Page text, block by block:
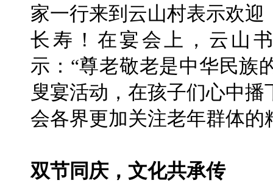
家一行来到云山村表示欢
长寿！在宴会上，云山
示：“尊老敬老是中华民族
叟宴活动，在孩子们心中
会各界更加关注老年群体的
双节同庆，文化共承传